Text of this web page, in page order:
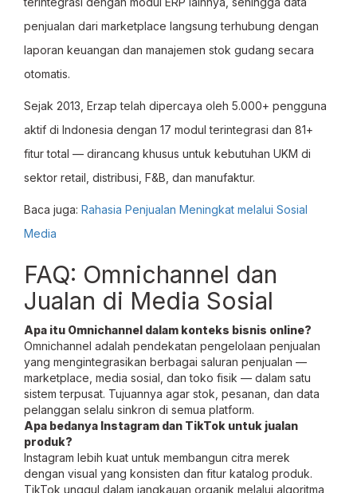
penjualan dari marketplace langsung terhubung dengan
laporan keuangan dan manajemen stok gudang secara
otomatis.
Sejak 2013, Erzap telah dipercaya oleh 5.000+ pengguna
aktif di Indonesia dengan 17 modul terintegrasi dan 81+
fitur total — dirancang khusus untuk kebutuhan UKM di
sektor retail, distribusi, F&B, dan manufaktur.
Baca juga: Rahasia Penjualan Meningkat melalui Sosial
Media
FAQ: Omnichannel dan
Jualan di Media Sosial
Apa itu Omnichannel dalam konteks bisnis online?
Omnichannel adalah pendekatan pengelolaan penjualan
yang mengintegrasikan berbagai saluran penjualan —
marketplace, media sosial, dan toko fisik — dalam satu
sistem terpusat. Tujuannya agar stok, pesanan, dan data
pelanggan selalu sinkron di semua platform.
Apa bedanya Instagram dan TikTok untuk jualan
produk?
Instagram lebih kuat untuk membangun citra merek
dengan visual yang konsisten dan fitur katalog produk.
TikTok unggul dalam jangkauan organik melalui algoritma